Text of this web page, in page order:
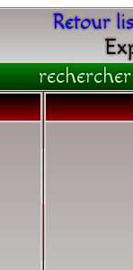
Retour
rechercher